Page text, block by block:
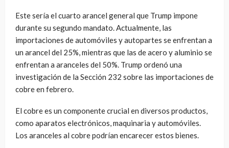
Este sería el cuarto arancel general que Trump impone
durante su segundo mandato. Actualmente, las
importaciones de automóviles y autopartes se enfrentan a
un arancel del 25%, mientras que las de acero y aluminio se
enfrentan a aranceles del 50%. Trump ordenó una
investigación de la Sección 232 sobre las importaciones de
cobre en febrero.
El cobre es un componente crucial en diversos productos,
como aparatos electrónicos, maquinaria y automóviles.
Los aranceles al cobre podrían encarecer estos bienes.